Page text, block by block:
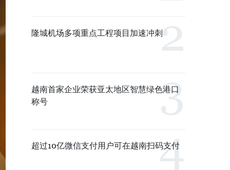
隆城机场多项重点工程项目加速冲刺
越南首家企业荣获亚太地区智慧绿色港口
称号
超过10亿微信支付用户可在越南扫码支付